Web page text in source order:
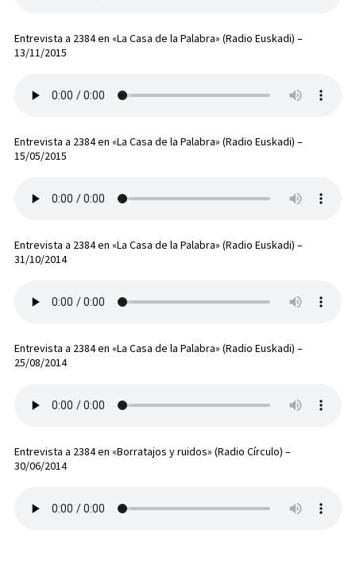
Entrevista a 2384 en «La Casa de la Palabra» (Radio Euskadi) –
13/11/2015
Entrevista a 2384 en «La Casa de la Palabra» (Radio Euskadi) –
15/05/2015
Entrevista a 2384 en «La Casa de la Palabra» (Radio Euskadi) –
31/10/2014
Entrevista a 2384 en «La Casa de la Palabra» (Radio Euskadi) –
25/08/2014
Entrevista a 2384 en «Borratajos y ruidos» (Radio Círculo) –
30/06/2014